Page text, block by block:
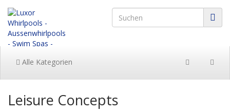
Alle Kategorien
Leisure Concepts